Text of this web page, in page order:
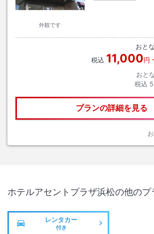
外観です
おとな
税込 11,000円
おと
税込
プランの詳細を見る
ホテルアセントプラザ浜松の他のプ
レンタカー
付き